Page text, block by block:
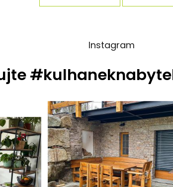
Instagram